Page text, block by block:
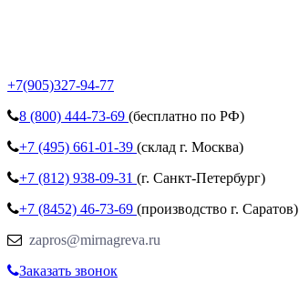
+7(905)327-94-77
8 (800) 444-73-69 (бесплатно по РФ)
+7 (495) 661-01-39 (склад г. Москва)
+7 (812) 938-09-31 (г. Санкт-Петербург)
+7 (8452) 46-73-69 (производство г. Саратов)
zapros@mirnagreva.ru
Заказать звонок